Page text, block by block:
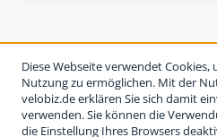
Diese Webseite verwendet
Nutzung zu ermöglichen. Mit der
velobiz.de erklären Sie sich damit
verwenden. Sie können die
die Einstellung Ihres Browsers